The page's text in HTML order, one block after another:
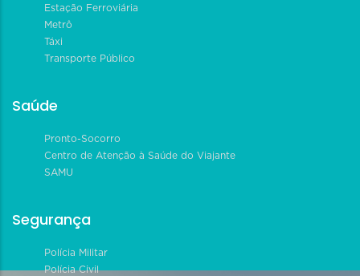
Estação Ferroviária
Metrô
Táxi
Transporte Público
Saúde
Pronto-Socorro
Centro de Atenção à Saúde do Viajante
SAMU
Segurança
Polícia Militar
Polícia Civil